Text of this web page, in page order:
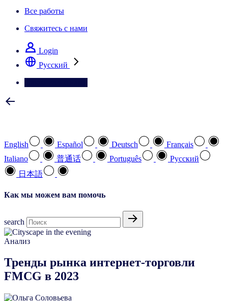
Все работы
Свяжитесь с нами
Login
Pусский
English Español Deutsch
Français
Italiano
普通话 Português
Pусский
日本語
Как мы можем вам помочь
search
Анализ
Тренды рынка интернет-торговли
FMCG в 2023